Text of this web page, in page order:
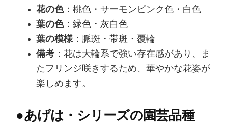
花の色：桃色・サーモンピンク色・白色
葉の色：緑色・灰白色
葉の模様：脈斑・帯斑・覆輪
備考 ：花は大輪系で強い存在感があり、ま
たフリンジ咲きするため、華やかな花姿が
楽しめます。
●あげは・シリーズの園芸品種